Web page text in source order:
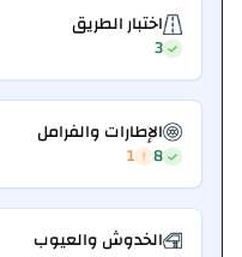
اختبار الطريق
3
الإطارات والفرامل
8
1
الخدوش والعيوب